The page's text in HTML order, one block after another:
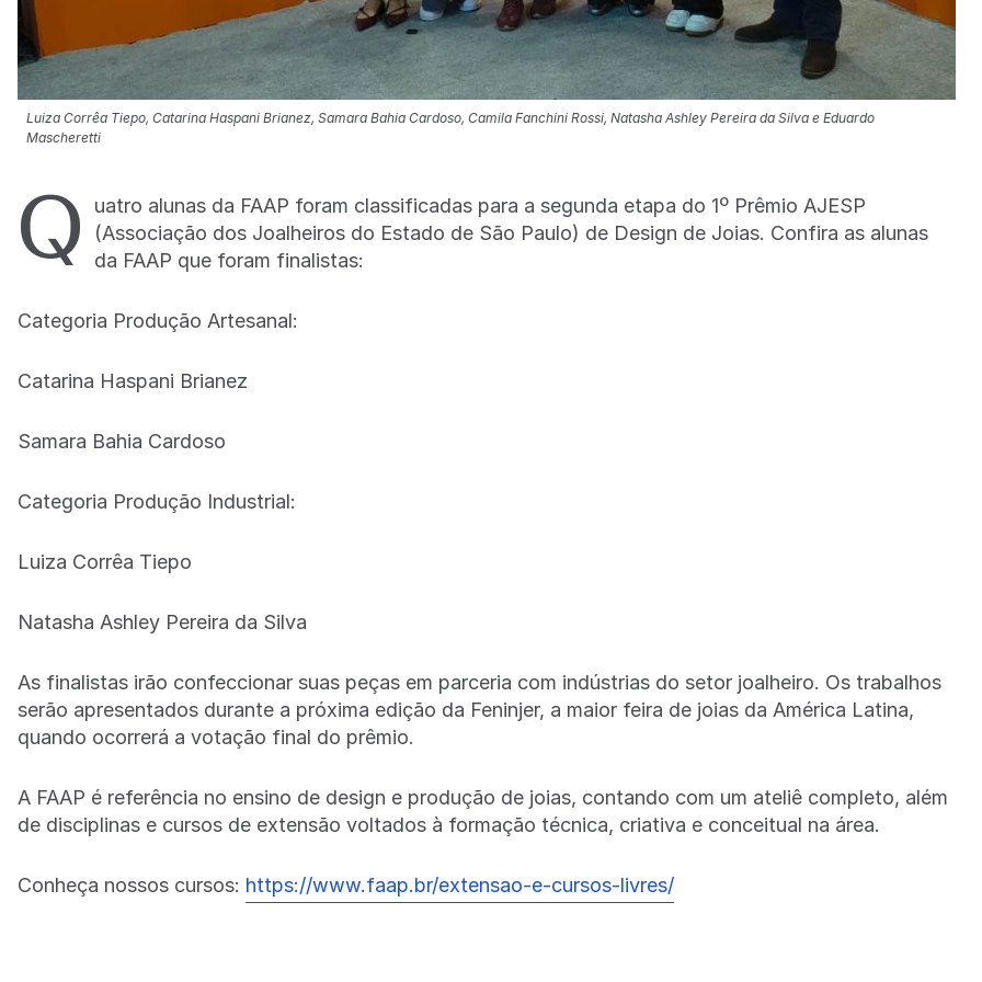
Luiza Corrêa Tiepo, Catarina Haspani Brianez, Samara Bahia Cardoso, Camila Fanchini Rossi, Natasha Ashley Pereira da Silva e Eduardo
Mascheretti
Q
uatro alunas da FAAP foram classificadas para a segunda etapa do 1º Prêmio AJESP
(Associação dos Joalheiros do Estado de São Paulo) de Design de Joias. Confira as alunas
da FAAP que foram finalistas:
Categoria Produção Artesanal:
Catarina Haspani Brianez
Samara Bahia Cardoso
Categoria Produção Industrial:
Luiza Corrêa Tiepo
Natasha Ashley Pereira da Silva
As finalistas irão confeccionar suas peças em parceria com indústrias do setor joalheiro. Os trabalhos
serão apresentados durante a próxima edição da Feninjer, a maior feira de joias da América Latina,
quando ocorrerá a votação final do prêmio.
A FAAP é referência no ensino de design e produção de joias, contando com um ateliê completo, além
de disciplinas e cursos de extensão voltados à formação técnica, criativa e conceitual na área.
Conheça nossos cursos: https://www.faap.br/extensao-e-cursos-livres/